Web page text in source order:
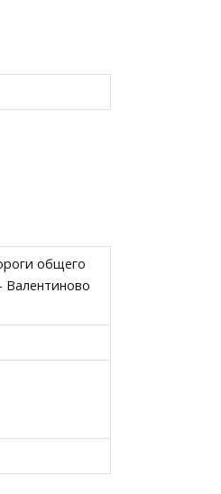
общего
Валентиново